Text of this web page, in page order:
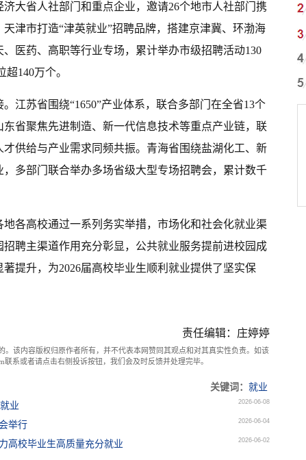
大省人社部门和重点企业，邀请26个地市人社部门携
津市打造“津英就业”招聘品牌，搭建京津冀、环渤海
医药、高职等行业专场，累计举办市级招聘活动130
140万个。
江苏省围绕“1650”产业体系，联合多部门在全省13个
省聚焦先进制造、新一代信息技术等重点产业链，联
供给与产业需求同频共振。青海省围绕盐湖化工、新
多部门联合举办多场省级大型专场招聘会，累计数千
各高校通过一系列务实举措，市场化和社会化就业渠
聘主渠道作用充分彰显，公共就业服务提前进校园成
提升，为2026届高校毕业生顺利就业提供了坚实保
责任编辑：庄婷婷
。该内容版权归原作者所有，并不代表本网赞同其观点和对其真实性负责。如该
系或者请点击右侧投诉按钮，我们会及时反馈并处理完毕。
关键词： 就业
业
2026-06-08
举行 2026-06-04
高校毕业生高质量充分就业 2026-06-02